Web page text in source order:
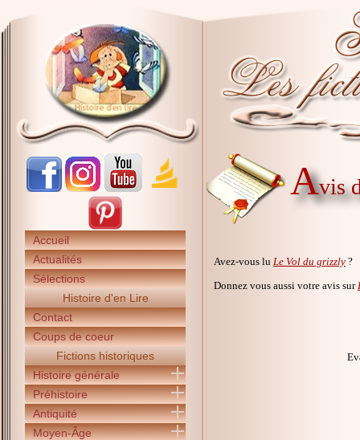
Accueil
Actualités
Sélections
Histoire d'en Lire
Contact
Coups de coeur
Fictions historiques
Histoire générale
Préhistoire
Antiquité
Moyen-Âge
Avis
Avez-vous lu Le Vol du grizzly ?
Donnez vous aussi votre avis sur